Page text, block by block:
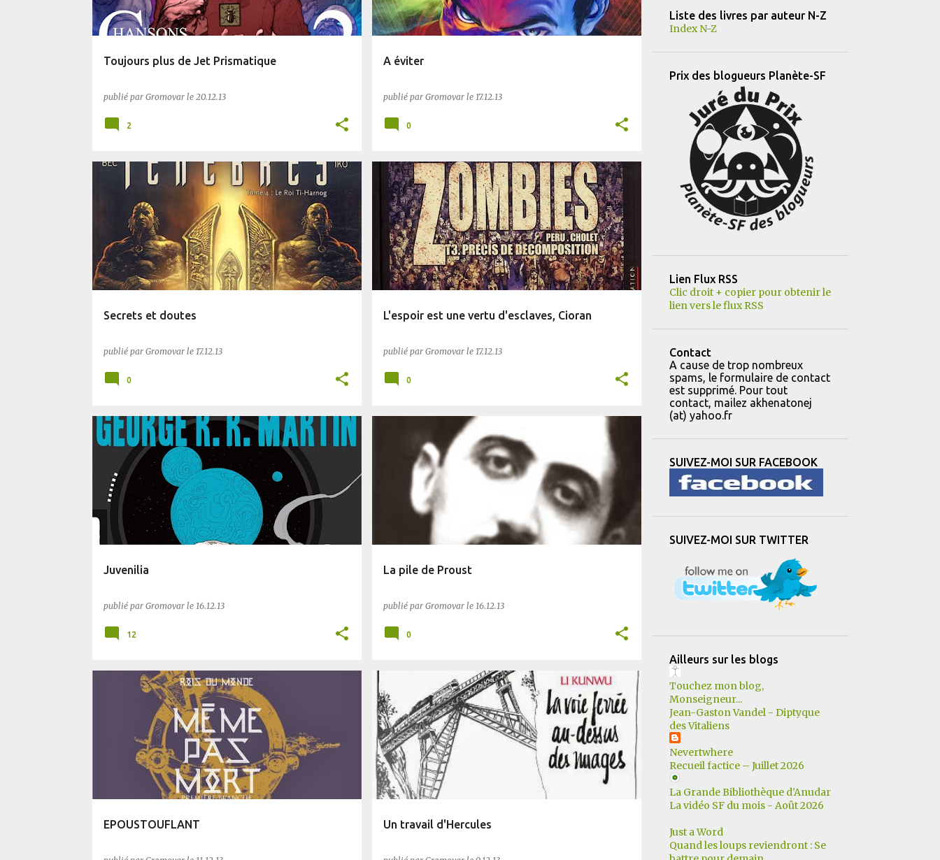
Toujours plus de Jet Prismatique
publié par Gromovar le 20.12.13
2
A éviter
publié par Gromovar le 17.12.13
0
Secrets et doutes
publié par Gromovar le 17.12.13
BLUFFANT
0
L'espoir est une vertu d'esclaves, Cioran
publié par Gromovar le 17.12.13
BD ZOMBIES/VAMPIRES
0
Juvenilia
publié par Gromovar le 16.12.13
POST-AP SF UCHRONIE
12
La pile de Proust
publié par Gromovar le 16.12.13
BLUFFANT
0
EPOUSTOUFLANT
BLUFFANT FANTASY
Un travail d'Hercules
BD
décembre
25
septembre
août
juillet
juin
mai
avril
février
12
janvier
2023
décembre
14
novembre
octobre
22
septembre
juin
février
janvier
octobre
septembre
août
juillet
juin
14
avril
19
Liste des livres par auteur N-Z
Index N-Z
Prix des blogueurs Planète-SF
Lien Flux RSS
Clic droit + copier pour obtenir le
lien vers le flux RSS
Contact
A cause de trop nombreux
spams, le formulaire de contact
est supprimé. Pour tout
contact, mailez akhenatonej
(at) yahoo.fr
SUIVEZ-MOI SUR FACEBOOK
SUIVEZ-MOI SUR TWITTER
Ailleurs sur les blogs
Touchez mon blog,
Monseigneur...
Jean-Gaston Vandel - Diptyque
des Vitaliens
Nevertwhere
Recueil factice – Juillet 2026
La Grande Bibliothèque d'Anudar
La vidéo SF du mois - Août 2026
Just a Word
Quand les loups reviendront : Se